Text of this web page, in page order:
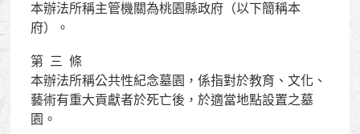
本辦法所稱主管機關為桃園縣政府（以下簡稱本
府）。
第  三  條
本辦法所稱公共性紀念墓園，係指對於教育、文化、
藝術有重大貢獻者於死亡後，於適當地點設置之墓
園。